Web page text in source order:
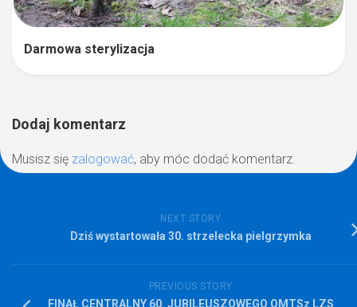
Darmowa sterylizacja
Dodaj komentarz
Musisz się zalogować, aby móc dodać komentarz.
NEXT STORY
Dziś wystartowała 30. strzelecka pielgrzymka
PREVIOUS STORY
FINAŁ CENTRALNY 60. JUBILEUSZOWEGO OMTSz LZS